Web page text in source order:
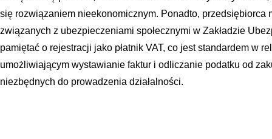
się rozwiązaniem nieekonomicznym. Ponadto, przedsiębiorca
związanych z ubezpieczeniami społecznymi w Zakładzie
pamiętać o rejestracji jako płatnik VAT, co jest standardem w
umożliwiającym wystawianie faktur i odliczanie podatku od
niezbędnych do prowadzenia działalności.